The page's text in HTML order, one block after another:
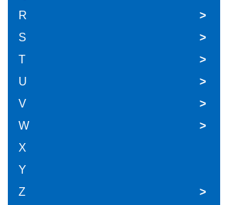
R
>
S
>
T
>
U
>
V
>
W
>
X
Y
Z
>